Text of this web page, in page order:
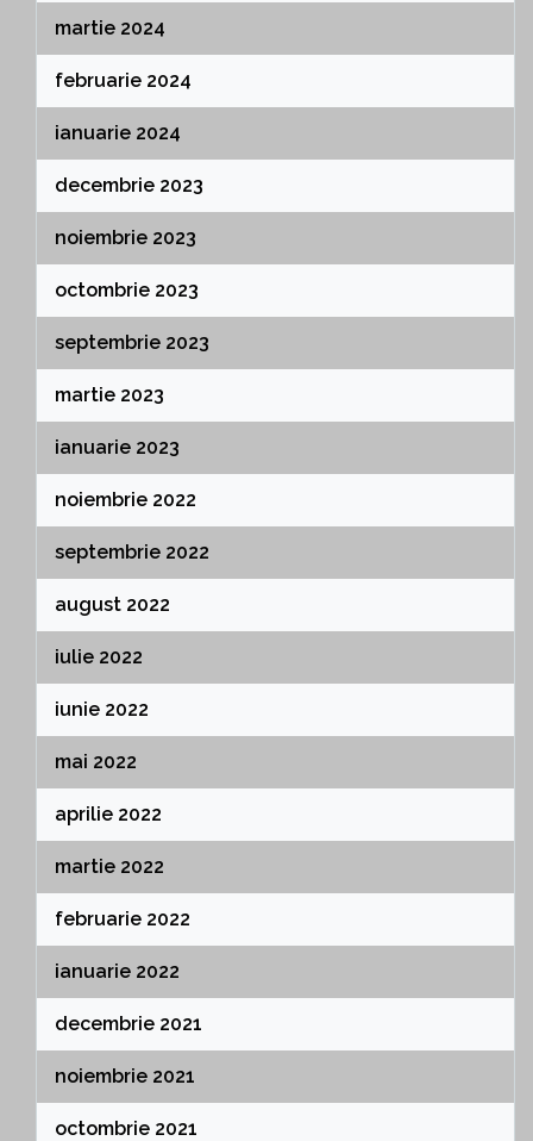
martie 2024
februarie 2024
ianuarie 2024
decembrie 2023
noiembrie 2023
octombrie 2023
septembrie 2023
martie 2023
ianuarie 2023
noiembrie 2022
septembrie 2022
august 2022
iulie 2022
iunie 2022
mai 2022
aprilie 2022
martie 2022
februarie 2022
ianuarie 2022
decembrie 2021
noiembrie 2021
octombrie 2021